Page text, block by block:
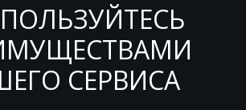
СЕРВИСА